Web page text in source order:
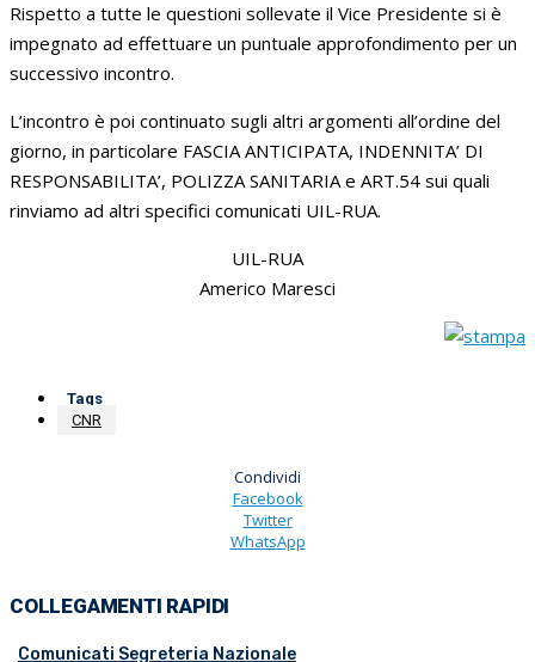
Rispetto a tutte le questioni sollevate il Vice Presidente si è
impegnato ad effettuare un puntuale approfondimento per un
successivo incontro.
L’incontro è poi continuato sugli altri argomenti all’ordine del
giorno, in particolare FASCIA ANTICIPATA, INDENNITA’ DI
RESPONSABILITA’, POLIZZA SANITARIA e ART.54 sui quali
rinviamo ad altri specifici comunicati UIL-RUA.
UIL-RUA
Americo Maresci
Tags
CNR
Condividi
Facebook
Twitter
WhatsApp
COLLEGAMENTI RAPIDI
Comunicati Segreteria Nazionale